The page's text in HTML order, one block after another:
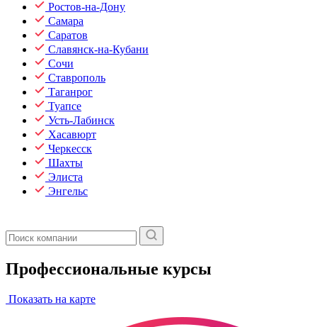
Ростов-на-Дону
Самара
Саратов
Славянск-на-Кубани
Сочи
Ставрополь
Таганрог
Туапсе
Усть-Лабинск
Хасавюрт
Черкесск
Шахты
Элиста
Энгельс
Профессиональные курсы
Показать на карте